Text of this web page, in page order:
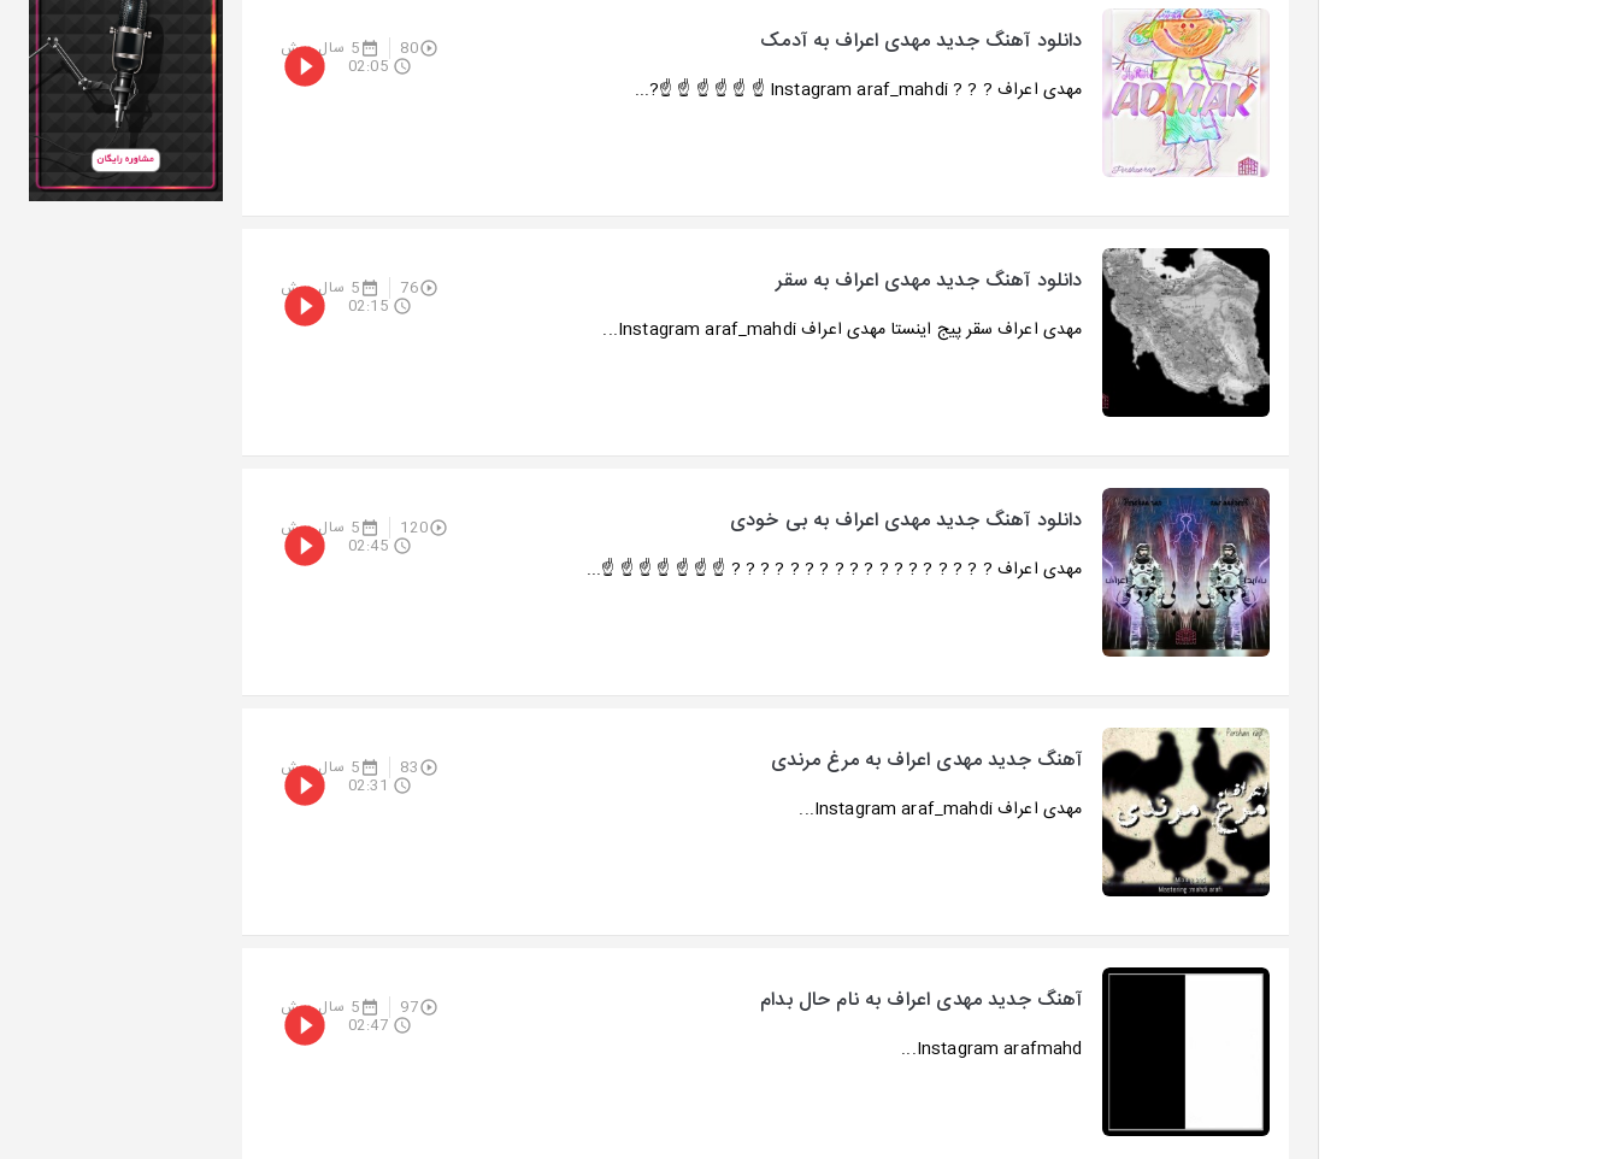
دانلود آهنگ جدید مهدی اعراف به آدمک 80 5 سال پیش
مهدی اعراف ? ? ? Instagram araf_mahdi ☝️ ☝️ ☝️ ☝️ ☝️ ☝?...
02:05
دانلود آهنگ جدید مهدی اعراف به سقر 76 5 سال پیش
مهدی اعراف سقر پیج اینستا مهدی اعراف Instagram araf_mahdi...
02:15
دانلود آهنگ جدید مهدی اعراف به بی خودی 120 5 سال پیش
مهدی اعراف ? ? ? ? ? ? ? ? ? ? ? ? ? ? ? ? ? ? ☝️ ☝️ ☝️ ☝️ ☝️ ☝️ ☝️...
02:45
آهنگ جدید مهدی اعراف به مرغ مرندی 83 5 سال پیش
مهدی اعراف Instagram araf_mahdi...
02:31
آهنگ جدید مهدی اعراف به نام حال بدام 97 5 سال پیش
Instagram arafmahd...
02:47